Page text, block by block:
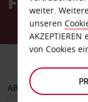
ABHOLEN VON
weiter.
unseren
von Cookies